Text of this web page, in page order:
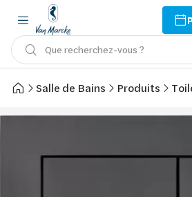
Que recherchez-vous ?
Salle de Bains Produits